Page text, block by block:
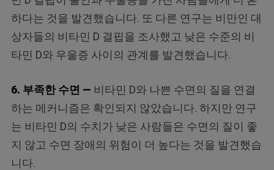
하다는 것을 발견했습니다. 또 다른 연구는 비만인 대
상자들의 비타민 D 결핍을 조사했고 낮은 수준의 비
타민 D와 우울증 사이의 관계를 발견했습니다.
6. 부족한 수면 — 비타민 D와 나쁜 수면의 질을 연결
하는 메커니즘은 확인되지 않았습니다. 하지만 연구
는 비타민 D의 수치가 낮은 사람들은 수면의 질이 좋
지 않고 수면 장애의 위험이 더 높다는 것을 발견했습
니다.